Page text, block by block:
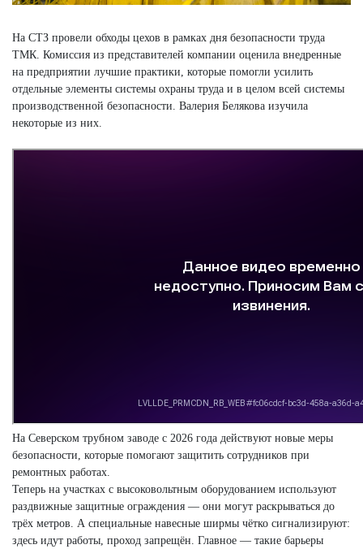
На СТЗ провели обходы цехов в рамках дня безопасности труда
ТМК. Комиссия из представителей компании оценила внедренные
на предприятии лучшие практики, которые помогли усилить
отдельные элементы системы охраны труда и в целом всей системы
производственной безопасности. Валерия Белякова изучила
некоторые из них.
На Северском трубном заводе с 2026 года действуют новые меры
безопасности, которые помогают защитить сотрудников при
ремонтных работах.
Теперь на участках с высоковольтным оборудованием используют
раздвижные защитные ограждения — они могут раскрываться до
трёх метров. А специальные навесные ширмы чётко сигнализируют:
здесь идут работы, проход запрещён. Главное — такие барьеры